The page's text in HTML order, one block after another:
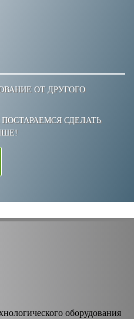
ОТ ДРУГОГО
СДЕЛАТЬ
оборудования